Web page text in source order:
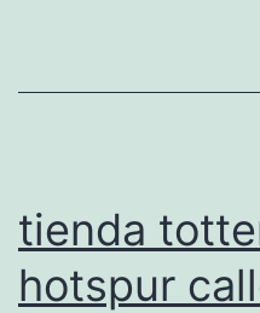
tienda
hotspur